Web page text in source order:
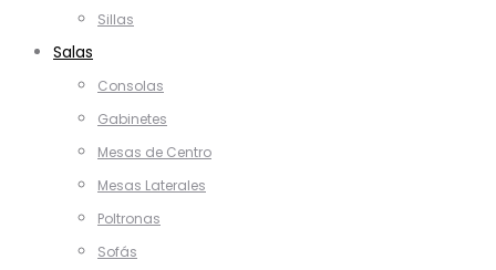
Sillas
Salas
Consolas
Gabinetes
Mesas de Centro
Mesas Laterales
Poltronas
Sofás